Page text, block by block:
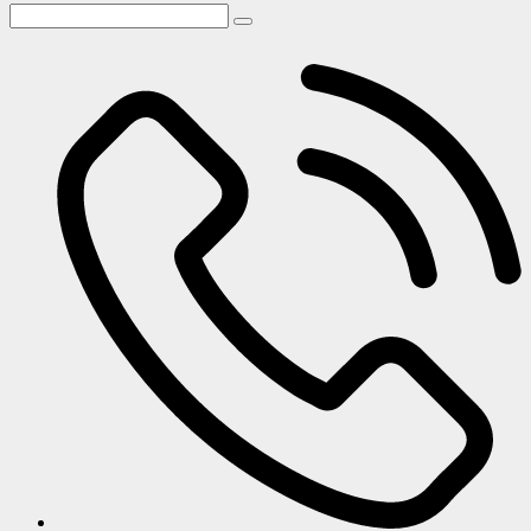
Kolaudácie a uvedenia do prevádzky
Mimoriadne situácie
Revízie tlakových zariadení
Tlakové nádoby a vzdušníky
Expanzné nádoby a systémy vykurovania
Teplovodné a parné kotly / zdroje tepla
Revízie plynových kotolní